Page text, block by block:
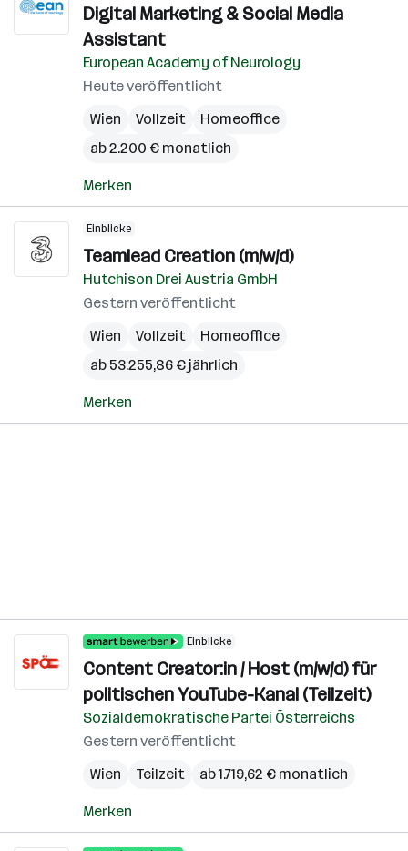
Digital Marketing & Social Media
Assistant
European Academy of Neurology
Heute veröffentlicht
Wien
Vollzeit
Homeoffice
ab 2.200 € monatlich
Merken
Einblicke
Teamlead Creation (m/w/d)
Hutchison Drei Austria GmbH
Gestern veröffentlicht
Wien
Vollzeit
Homeoffice
ab 53.255,86 € jährlich
Merken
Einblicke
Content Creator:in / Host (m/w/d) für
politischen YouTube-Kanal (Teilzeit)
Sozialdemokratische Partei Österreichs
Gestern veröffentlicht
Wien
Teilzeit ab 1.719,62 € monatlich
Merken